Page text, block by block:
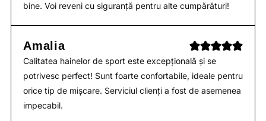
bine. Voi reveni cu siguranță pentru alte cumpărături!
Amalia
Calitatea hainelor de sport este excepțională și se
potrivesc perfect! Sunt foarte confortabile, ideale pentru
orice tip de mișcare. Serviciul clienți a fost de asemenea
impecabil.